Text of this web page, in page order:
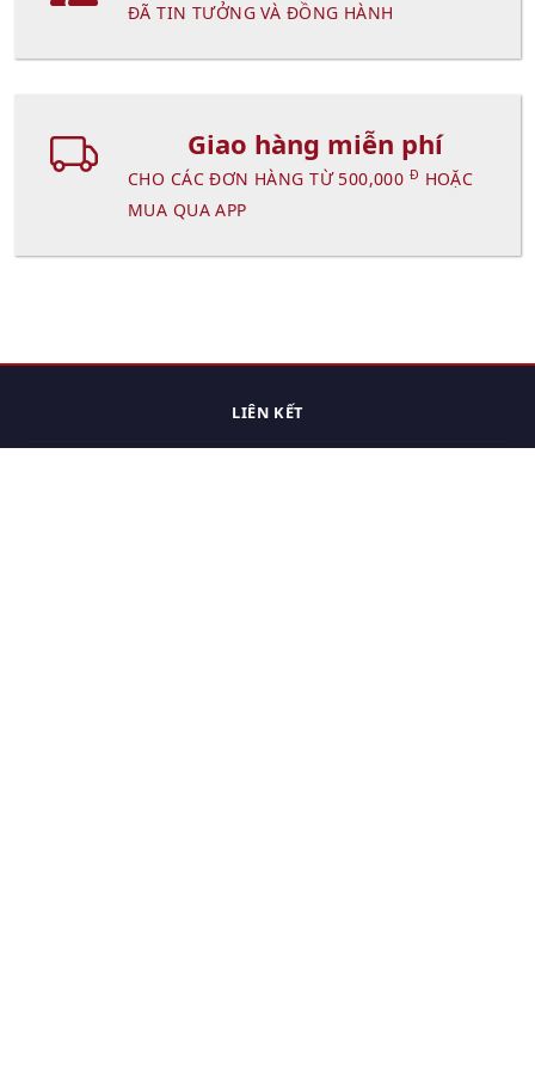
ĐÃ TIN TƯỞNG VÀ ĐỒNG HÀNH
Giao hàng miễn phí
CHO CÁC ĐƠN HÀNG TỪ 500,000 Đ HOẶC
MUA QUA APP
LIÊN KẾT